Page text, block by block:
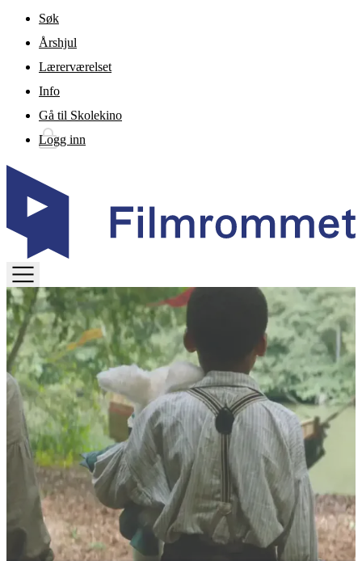
Gå til hovedinnhold
Søk
Årshjul
Lærerværelset
Info
Gå til Skolekino
Logg inn
TOGGLE
MENU